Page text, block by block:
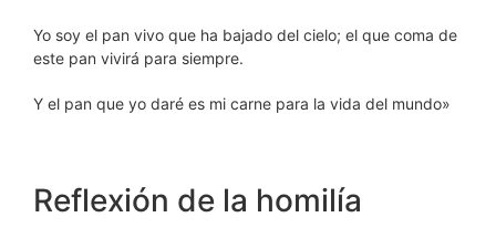
Yo soy el pan vivo que ha bajado del cielo; el que coma de
este pan vivirá para siempre.
Y el pan que yo daré es mi carne para la vida del mundo»
Reflexión de la homilía